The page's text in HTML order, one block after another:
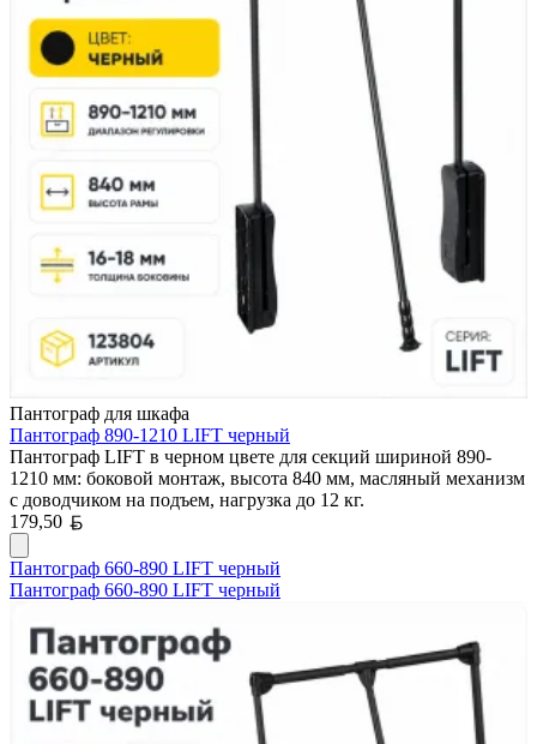
Пантограф для шкафа
Пантограф 890-1210 LIFT черный
Пантограф LIFT в черном цвете для секций шириной 890-
1210 мм: боковой монтаж, высота 840 мм, масляный механизм
с доводчиком на подъем, нагрузка до 12 кг.
179,50
Пантограф 660-890 LIFT черный
Пантограф 660-890 LIFT черный